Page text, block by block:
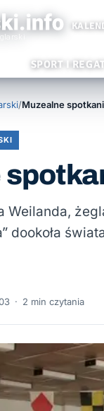
SPORT I
/Muzealne
Weilanda,
dookoła
· 2 min czytania